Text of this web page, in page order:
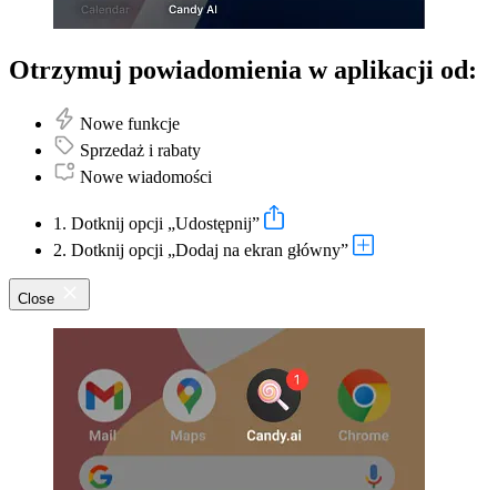
Otrzymuj powiadomienia w aplikacji od:
Nowe funkcje
Sprzedaż i rabaty
Nowe wiadomości
1. Dotknij opcji „Udostępnij”
2. Dotknij opcji „Dodaj na ekran główny”
Close